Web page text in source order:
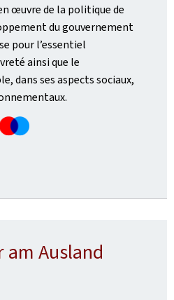
œuvre de la politique de
du gouvernement
pour l’essentiel
ainsi que le
dans ses aspects sociaux,
am Ausland